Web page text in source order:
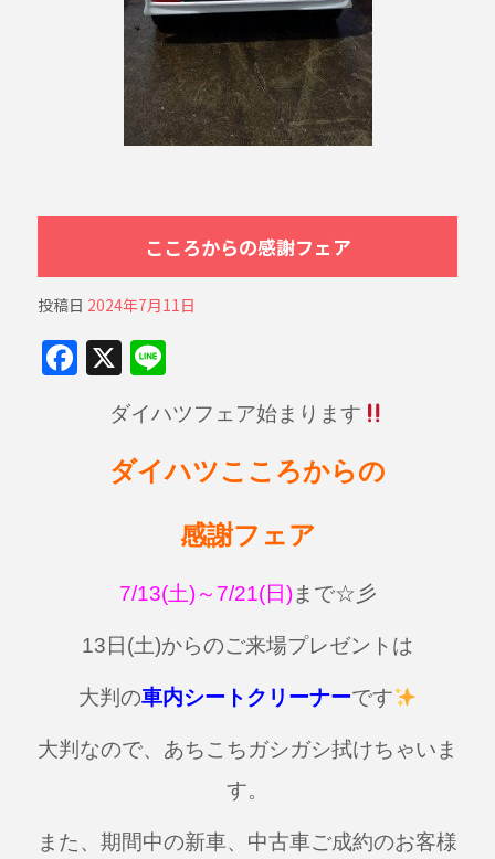
こころからの感謝フェア
投稿日 2024年7月11日
F X Li
n
e
ダイハツフェア始まります
ダイハツこころからの
感謝フェア
7/13(土)～7/21(日)まで☆彡
13日(土)からのご来場プレゼントは
大判の車内シートクリーナーです
大判なので、あちこちガシガシ拭けちゃいま
す。
また、期間中の新車、中古車ご成約のお客様